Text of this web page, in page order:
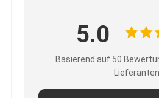
5.0
Basierend auf 50
Lieferanten